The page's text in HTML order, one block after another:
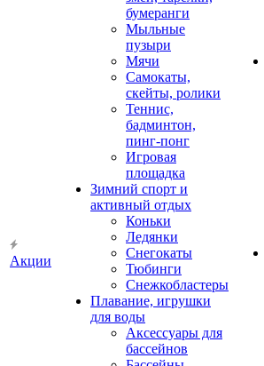
Акции
бумеранги
Мыльные
пузыри
Мячи
Самокаты,
скейты, ролики
Теннис,
бадминтон,
пинг-понг
Игровая
площадка
Зимний спорт и
активный отдых
Коньки
Ледянки
Снегокаты
Тюбинги
Снежкобластеры
Плавание, игрушки
для воды
Аксессуары для
бассейнов